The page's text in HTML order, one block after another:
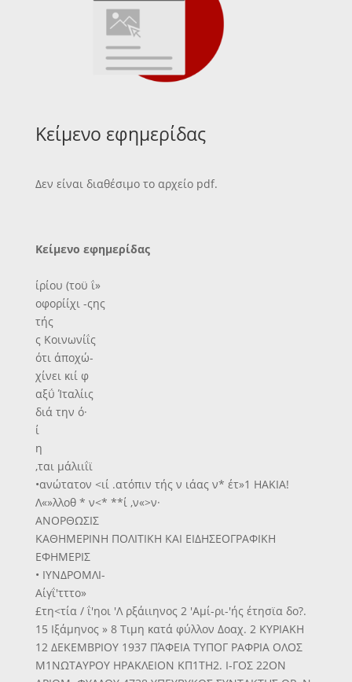
Κείμενο εφημερίδας
Δεν είναι διαθέσιμο το αρχείο pdf.
Κείμενο εφημερίδας
ίρίου (τοϋ ΐ»
οφορίίχι -ςης
τής
ς Κοινωνίΐς
ότι άποχώ-
χίνει κιί φ
αξΰ Ίταλίις
διά την ό·
ί
η
,ται μάλιιΐϊ
•ανώτατον <ιί .ατόπιν τής ν ιάας ν* έτ»1 ΗΑΚΙΑ!
Λ«»λλοθ * ν<* **ί ,ν«>ν·
ΑΝΟΡΘΩΣΙΣ
ΚΑΘΗΜΕΡΙΝΗ ΠΟΛΙΤΙΚΗ ΚΑΙ ΕΙΔΗΣΕΟΓΡΑΦΙΚΗ
ΕΦΗΜΕΡΙΣ
• ΙΥΝΔΡΟΜΛΙ-
Αίγΐ'τττο»
£τη<τία / ΐ'ηοι 'Λ ρξάιιηνος 2 'Αμί-ρι-'ής έτησϊα δο?.
15 Ιξάμηνος » 8 Τιμη κατά φύλλον Δοαχ. 2 ΚΥΡΙΑΚΗ
12 ΔΕΚΕΜΒΡΙΟΥ 1937 ΠΆΦΕΙΑ ΤΥΠΟΓ ΡΑΦΡΙΑ ΟΛΟΣ
Μ1ΝΩΤΑΥΡΟΥ ΗΡΑΚΛΕΙΟΝ ΚΠ1ΤΗ2. Ι-ΓΟΣ 22ΟΝ